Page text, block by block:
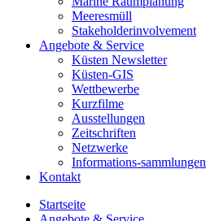
Meeresmüll
Stakeholderinvolvement
Angebote & Service
Küsten Newsletter
Küsten-GIS
Wettbewerbe
Kurzfilme
Ausstellungen
Zeitschriften
Netzwerke
Informations-sammlungen
Kontakt
Startseite